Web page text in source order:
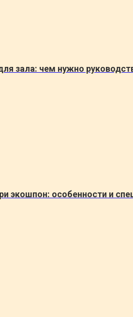
зала: чем нужно
экошпон: особенности и